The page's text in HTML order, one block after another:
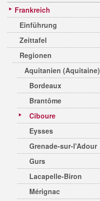
Frankreich
Einführung
Zeittafel
Regionen
Aquitanien (Aquitaine)
Bordeaux
Brantôme
Ciboure
Eysses
Grenade-sur-l'Adour
Gurs
Lacapelle-Biron
Mérignac